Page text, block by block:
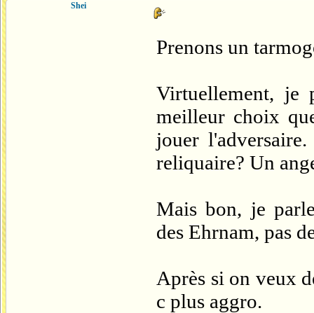
Shei
Prenons un
Virtuellement, je
meilleur choix
jouer
reliquaire? Un
Mais bon, je
des Ehrnam, pas
Après si on veux
c plus aggro.